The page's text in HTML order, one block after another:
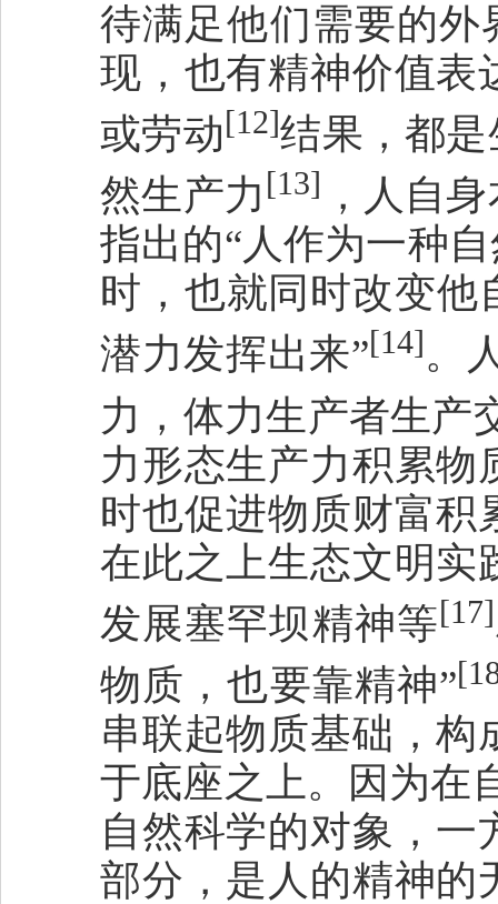
待满足他们需要的外
现，也有精神价值表
或劳动[12]结果，都
然生产力 [13] ，人自
指出的“人作为一种
时，也就同时改变
潜力发挥出来”[14]。
力，体力生产者生产
力形态生产力积累物
时也促进物质财富积
在此之上生态文明实
发展塞罕坝精神等[17]
物质，也要靠精神”
串联起物质基础，构
于底座之上。因为在
自然科学的对象，
部分，是人的精神的